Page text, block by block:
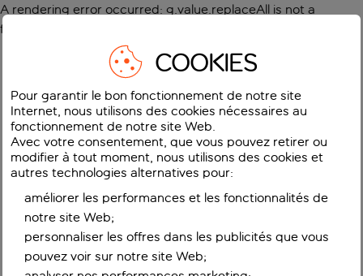
A rendering error occurred: g.value.replaceAll is not a
function
COOKIES
Pour garantir le bon fonctionnement de notre site
Internet, nous utilisons des cookies nécessaires au
fonctionnement de notre site Web.
Avec votre consentement, que vous pouvez retirer ou
modifier à tout moment, nous utilisons des cookies et
autres technologies alternatives pour:
améliorer les performances et les fonctionnalités de
notre site Web;
personnaliser les offres dans les publicités que vous
pouvez voir sur notre site Web;